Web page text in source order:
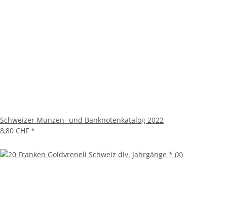
Schweizer Münzen- und Banknotenkatalog 2022
8,80 CHF *